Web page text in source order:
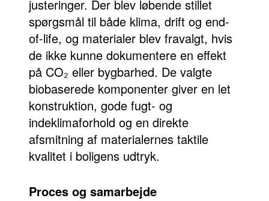
justeringer. Der blev løbende stillet
spørgsmål til både klima, drift og end-
of-life, og materialer blev fravalgt, hvis
de ikke kunne dokumentere en effekt
på CO₂ eller bygbarhed. De valgte
biobaserede komponenter giver en let
konstruktion, gode fugt- og
indeklimaforhold og en direkte
afsmitning af materialernes taktile
kvalitet i boligens udtryk.
Proces og samarbejde